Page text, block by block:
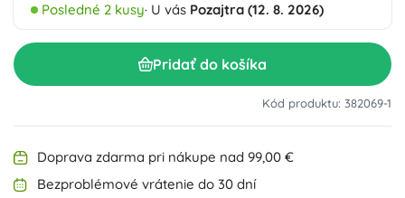
Posledné 2 kusy· U vás Pozajtra (12. 8. 2026)
Pridať do košíka
Kód produktu: 382069-1
Doprava zdarma pri nákupe nad 99,00 €
Bezproblémové vrátenie do 30 dní